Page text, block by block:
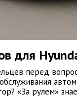
для
перед
«За рулем»